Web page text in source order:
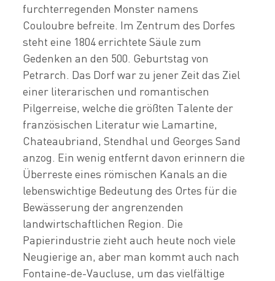
furchterregenden Monster namens
Couloubre befreite. Im Zentrum des Dorfes
steht eine 1804 errichtete Säule zum
Gedenken an den 500. Geburtstag von
Petrarch. Das Dorf war zu jener Zeit das Ziel
einer literarischen und romantischen
Pilgerreise, welche die größten Talente der
französischen Literatur wie Lamartine,
Chateaubriand, Stendhal und Georges Sand
anzog. Ein wenig entfernt davon erinnern die
Überreste eines römischen Kanals an die
lebenswichtige Bedeutung des Ortes für die
Bewässerung der angrenzenden
landwirtschaftlichen Region. Die
Papierindustrie zieht auch heute noch viele
Neugierige an, aber man kommt auch nach
Fontaine-de-Vaucluse, um das vielfältige